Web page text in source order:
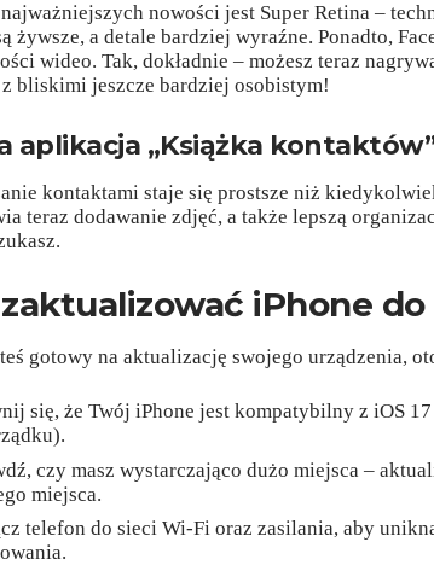
nowości jest Super Retina –
żywsze, a detale bardziej wyraźne. Ponadto,
wideo. Tak, dokładnie – możesz teraz
bliskimi jeszcze bardziej osobistym!
aplikacja „Książka
kontaktami staje się prostsze niż
teraz dodawanie zdjęć, a także lepszą
iPhone do
gotowy na aktualizację swojego urządzenia,
się, że Twój iPhone jest kompatybilny z iOS
czy masz wystarczająco dużo miejsca –
miejsca.
telefon do sieci Wi-Fi oraz zasilania, aby